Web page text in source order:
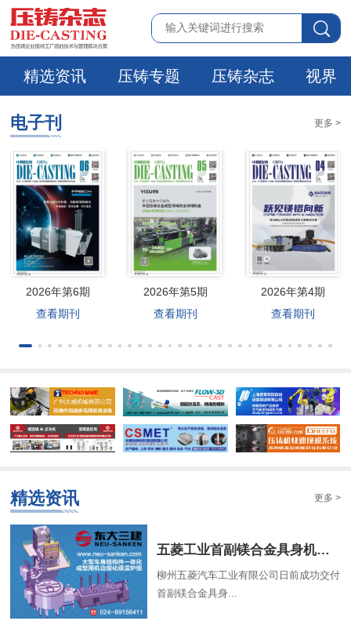
精选资讯 压铸专题 压铸杂志 视界
电子刊 更多 >
2026年第6期
查看期刊
2026年第5期
查看期刊
2026年第4期
查看期刊
精选资讯 更多 >
​五菱工业首副镁合金具身机器人骨架成功交付
柳州五菱汽车工业有限公司日前成功交付
首副镁合金具身...